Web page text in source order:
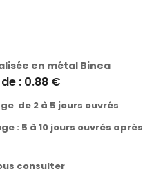
en métal Binea
: 0.88 €
de 2 à 5 jours ouvrés
: 5 à 10 jours ouvrés après
consulter